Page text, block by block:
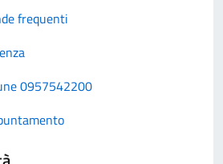
frequenti
0957542200